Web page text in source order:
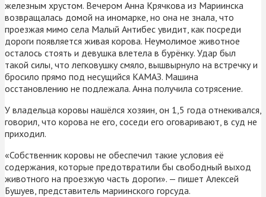
железным хрустом. Вечером Анна Крячкова из Мариинска
возвращалась домой на иномарке, но она не знала, что
проезжая мимо села Малый Антибес увидит, как посреди
дороги появляется живая корова. Неумолимое животное
осталось стоять и девушка влетела в бурёнку. Удар был
такой силы, что легковушку смяло, вышвырнуло на встречку и
бросило прямо под несущийся КАМАЗ. Машина
осстановлению не подлежала. Анна получила сотрясение.
У владельца коровы нашёлся хозяин, он 1,5 года отнекивался,
говорил, что корова не его, соседи его оговаривают, в суд не
приходил.
«Собственник коровы не обеспечил такие условия её
содержания, которые предотвратили бы свободный выход
животного на проезжую часть дороги». — пишет Алексей
Бушуев, представитель мариинского горсуда.